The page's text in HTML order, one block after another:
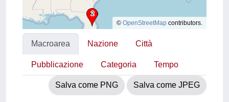
© OpenStreetMap contributors.
Macroarea Nazione Città
Pubblicazione Categoria Tempo
Salva come PNG Salva come JPEG